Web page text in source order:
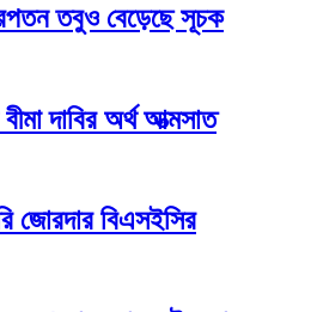
তবুও বেড়েছে সূচক
বীমা দাবির অর্থ আত্মসাত
জোরদার বিএসইসির